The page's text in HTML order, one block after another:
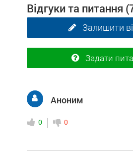
Відгуки та питання
Залишити
Задати
Аноним
0 0